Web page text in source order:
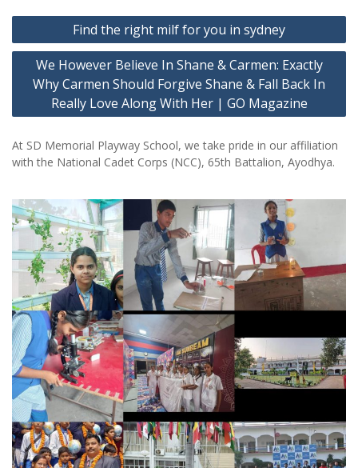
Post
navigation
Find the right milf for you in sydney
We However Believe In Shane & Carmen: Exactly
Why Carmen Should Forgive Shane & Fall Back In
Really Love Along With Her | GO Magazine
At SD Memorial Playway School, we take pride in our affiliation
with the National Cadet Corps (NCC), 65th Battalion, Ayodhya.